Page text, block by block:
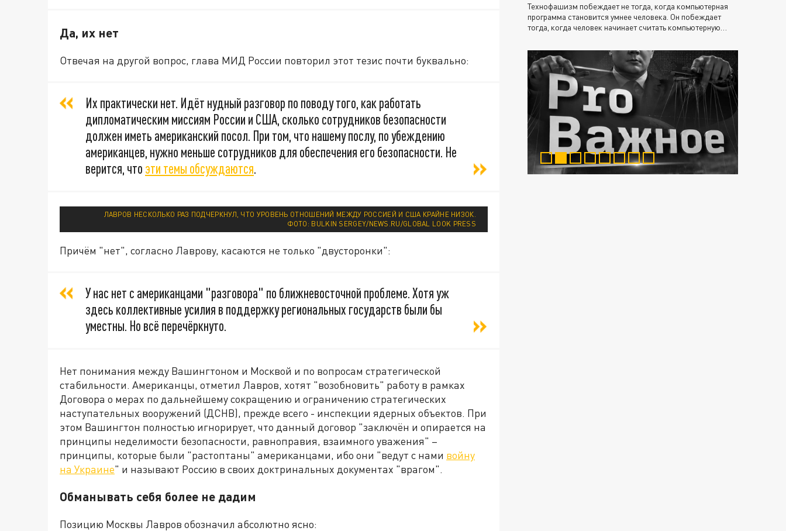
Да, их нет
Отвечая на другой вопрос, глава МИД России повторил этот тезис почти буквально:
Их практически нет. Идёт нудный разговор по поводу того, как работать
дипломатическим миссиям России и США, сколько сотрудников безопасности
должен иметь американский посол. При том, что нашему послу, по убеждению
американцев, нужно меньше сотрудников для обеспечения его безопасности. Не
верится, что эти темы обсуждаются.
ЛАВРОВ НЕСКОЛЬКО РАЗ ПОДЧЕРКНУЛ, ЧТО УРОВЕНЬ ОТНОШЕНИЙ МЕЖДУ РОССИЕЙ И США КРАЙНЕ НИЗОК.
ФОТО: BULKIN SERGEY/NEWS.RU/GLOBAL LOOK PRESS
Причём "нет", согласно Лаврову, касаются не только "двусторонки":
У нас нет с американцами "разговора" по ближневосточной проблеме. Хотя уж
здесь коллективные усилия в поддержку региональных государств были бы
уместны. Но всё перечёркнуто.
Нет понимания между Вашингтоном и Москвой и по вопросам стратегической
стабильности. Американцы, отметил Лавров, хотят "возобновить" работу в рамках
Договора о мерах по дальнейшему сокращению и ограничению стратегических
наступательных вооружений (ДСНВ), прежде всего - инспекции ядерных объектов. При
этом Вашингтон полностью игнорирует, что данный договор "заключён и опирается на
принципы неделимости безопасности, равноправия, взаимного уважения" –
принципы, которые были "растоптаны" американцами, ибо они "ведут с нами войну
на Украине" и называют Россию в своих доктринальных документах "врагом".
Обманывать себя более не дадим
Позицию Москвы Лавров обозначил абсолютно ясно:
Технофашизм побеждает не тогда, когда компьютерная
программа становится умнее человека. Он побеждает
тогда, когда человек начинает считать компьютерную